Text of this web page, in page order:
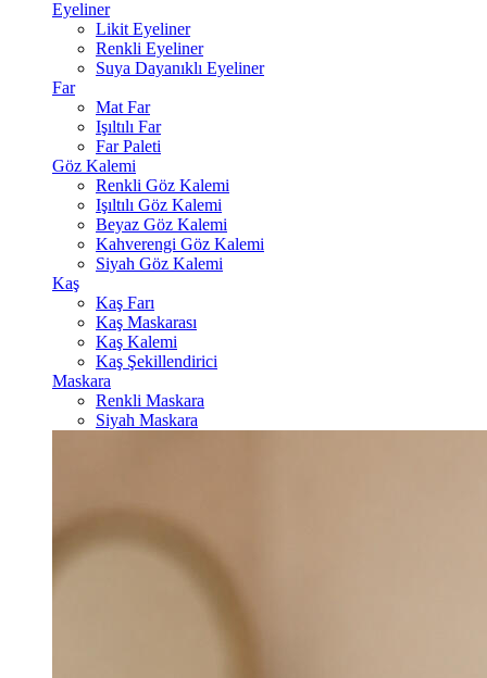
Eyeliner
Likit Eyeliner
Renkli Eyeliner
Suya Dayanıklı Eyeliner
Far
Mat Far
Işıltılı Far
Far Paleti
Göz Kalemi
Renkli Göz Kalemi
Işıltılı Göz Kalemi
Beyaz Göz Kalemi
Kahverengi Göz Kalemi
Siyah Göz Kalemi
Kaş
Kaş Farı
Kaş Maskarası
Kaş Kalemi
Kaş Şekillendirici
Maskara
Renkli Maskara
Siyah Maskara